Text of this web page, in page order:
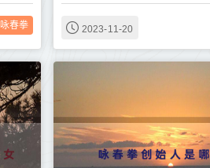
咏春拳 2023-11-20